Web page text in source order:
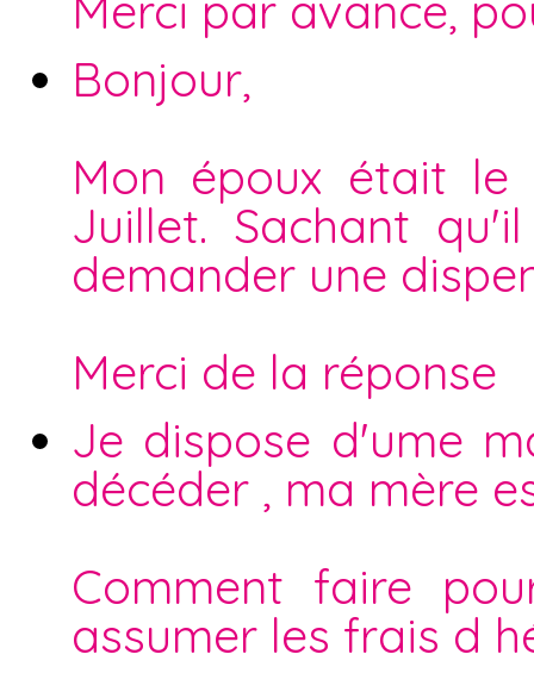
Bonjour,
Mon époux était
Juillet. Sachant
demander une
Merci de la réponse
Je dispose d'ume
décéder , ma mère
Comment faire
assumer les frais d